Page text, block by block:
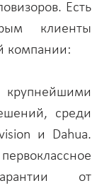
Есть
клиенты
компании:
крупнейшими
среди
и Dahua.
от